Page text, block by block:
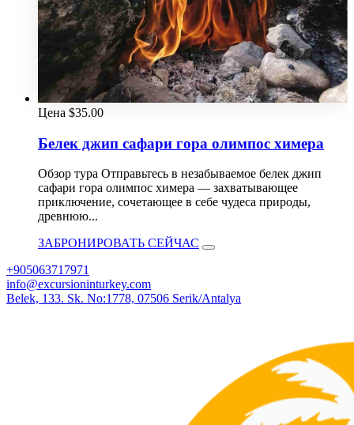
Цена $35.00
Белек джип сафари гора олимпос химера
Обзор тура Отправьтесь в незабываемое белек джип
сафари гора олимпос химера — захватывающее
приключение, сочетающее в себе чудеса природы,
древнюю...
ЗАБРОНИРОВАТЬ СЕЙЧАС
+905063717971
info@excursioninturkey.com
Belek, 133. Sk. No:1778, 07506 Serik/Antalya